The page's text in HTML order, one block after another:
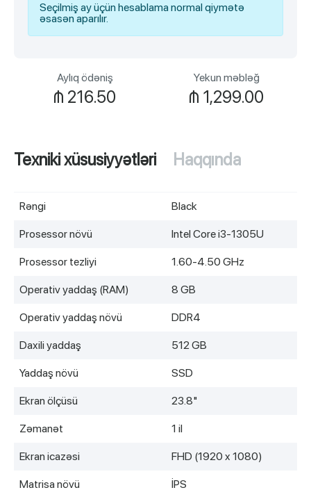
Seçilmiş ay üçün hesablama normal qiymətə
əsasən aparılır.
Aylıq ödəniş
₼ 216.50
Yekun məbləğ
₼ 1,299.00
Texniki xüsusiyyətləri Haqqında
Rəngi Black
Prosessor növü Intel Core i3-1305U
Prosessor tezliyi 1.60-4.50 GHz
Operativ yaddaş (RAM) 8 GB
Operativ yaddaş növü DDR4
Daxili yaddaş 512 GB
Yaddaş növü SSD
Ekran ölçüsü 23.8"
Zәmanәt 1 il
Ekran icazəsi FHD (1920 x 1080)
Matrisa növü İPS